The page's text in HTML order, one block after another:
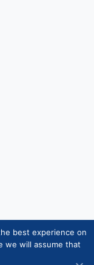
ry 2026 |
Henkilötietojen
best experience on
we will assume that